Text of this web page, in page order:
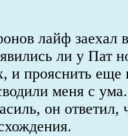
лайф заехал
ли у Пат
и прояснить еще
меня с
он ответил,